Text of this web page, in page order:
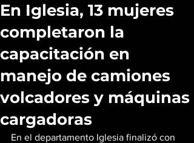
En Iglesia, 13 mujeres
completaron la
capacitación en
manejo de camiones
volcadores y máquinas
cargadoras
En el departamento Iglesia finalizó con